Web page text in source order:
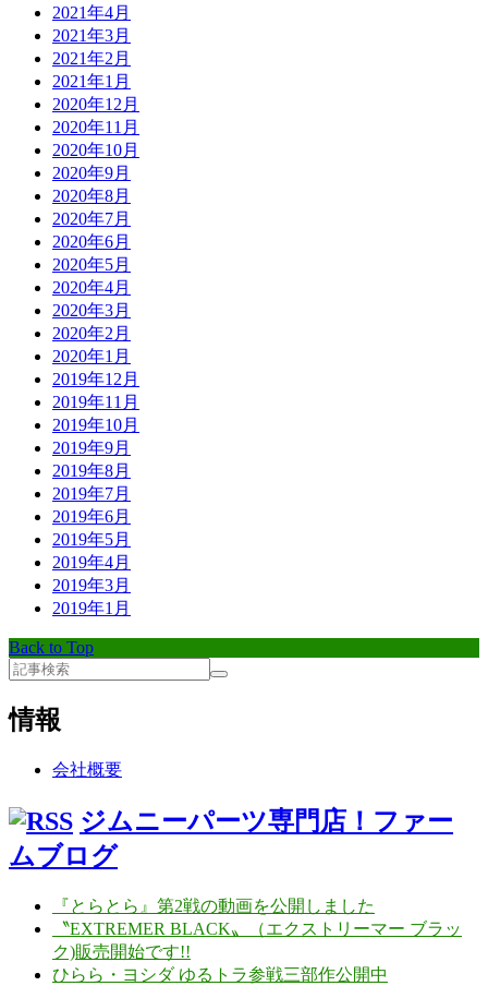
2021年4月
2021年3月
2021年2月
2021年1月
2020年12月
2020年11月
2020年10月
2020年9月
2020年8月
2020年7月
2020年6月
2020年5月
2020年4月
2020年3月
2020年2月
2020年1月
2019年12月
2019年11月
2019年10月
2019年9月
2019年8月
2019年7月
2019年6月
2019年5月
2019年4月
2019年3月
2019年1月
Back to Top
情報
会社概要
ジムニーパーツ専門店！ファー
ムブログ
『とらとら』第2戦の動画を公開しました
〝EXTREMER BLACK〟（エクストリーマー ブラッ
ク)販売開始です!!
ひらら・ヨシダ ゆるトラ参戦三部作公開中